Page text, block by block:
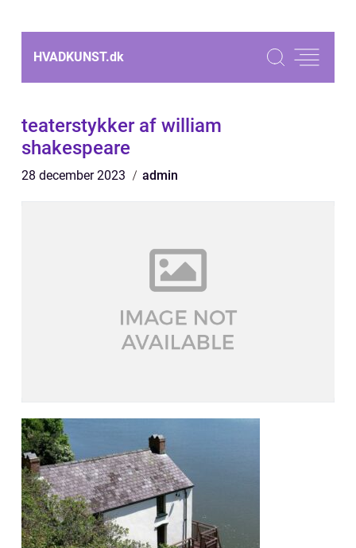
HVADKUNST.dk
teaterstykker af william
shakespeare
28 december 2023 admin